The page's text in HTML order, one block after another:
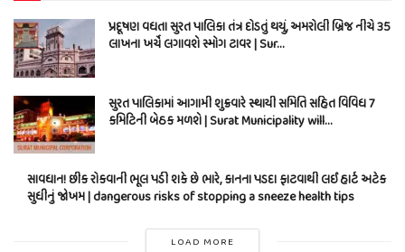
પ્રદૂષણ વધતા સુરત પાલિકા તંત્ર દોડતું થયું, અમરોલી બ્રિજ નીચે 35
લાખના ખર્ચે લગાવશે સ્મોગ ટાવર | Sur…
સુરત પાલિકામાં આગામી શુક્રવારે સ્થાયી સમિતિ સહિત વિવિધ 7
કમિટિની બેઠક મળશે | Surat Municipality will…
સાવધાન! છીંક રોકવાની ભૂલ પડી શકે છે ભારે, કાનના પડદા ફાટવાથી લઈ હાર્ટ અટેક
સુધીનું જોખમ | dangerous risks of stopping a sneeze health tips
LOAD MORE